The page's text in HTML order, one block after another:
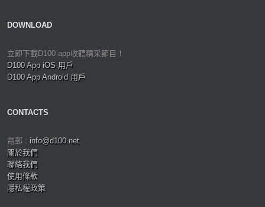
DOWNLOAD
立即下載D100 app收聽精采節目！
D100 App iOS 用戶
D100 App Android 用戶
CONTACTS
電郵 : info@d100.net
關於我們
聯絡我們
使用條款
隱私權政策